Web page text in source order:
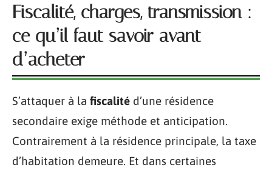
Fiscalité, charges, transmission :
ce qu’il faut savoir avant
d’acheter
S’attaquer à la fiscalité d’une résidence
secondaire exige méthode et anticipation.
Contrairement à la résidence principale, la taxe
d’habitation demeure. Et dans certaines